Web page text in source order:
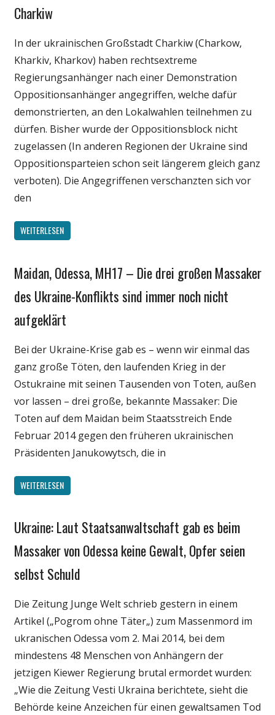
Wissenschaft
Charkiw
In der ukrainischen Großstadt Charkiw (Charkow,
Kharkiv, Kharkov) haben rechtsextreme
Regierungsanhänger nach einer Demonstration
Oppositionsanhänger angegriffen, welche dafür
demonstrierten, an den Lokalwahlen teilnehmen zu
dürfen. Bisher wurde der Oppositionsblock nicht
zugelassen (In anderen Regionen der Ukraine sind
Oppositionsparteien schon seit längerem gleich ganz
verboten). Die Angegriffenen verschanzten sich vor
den
WEITERLESEN
Gesellschaft
Wissenschaft
Maidan, Odessa, MH17 – Die drei großen Massaker
des Ukraine-Konflikts sind immer noch nicht
aufgeklärt
Bei der Ukraine-Krise gab es – wenn wir einmal das
ganz große Töten, den laufenden Krieg in der
Ostukraine mit seinen Tausenden von Toten, außen
vor lassen – drei große, bekannte Massaker: Die
Toten auf dem Maidan beim Staatsstreich Ende
Februar 2014 gegen den früheren ukrainischen
Präsidenten Janukowytsch, die in
WEITERLESEN
Gesellschaft
Internet
Politik
Webfundstück
Wissenschaft
Ukraine: Laut Staatsanwaltschaft gab es beim
Massaker von Odessa keine Gewalt, Opfer seien
selbst Schuld
Die Zeitung Junge Welt schrieb gestern in einem
Artikel („Pogrom ohne Täter„) zum Massenmord im
ukranischen Odessa vom 2. Mai 2014, bei dem
mindestens 48 Menschen von Anhängern der
jetzigen Kiewer Regierung brutal ermordet wurden:
„Wie die Zeitung Vesti Ukraina berichtete, sieht die
Behörde keine Anzeichen für einen gewaltsamen Tod